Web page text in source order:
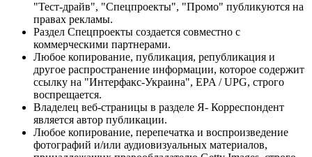
"Тест-драйв", "Спецпроекты", "Промо" публикуются на
правах рекламы.
Раздел Спецпроекты создается совместно с
коммерческими партнерами.
Любое копирование, публикация, републикация и
другое распространение информации, которое содержит
ссылку на "Интерфакс-Украина", EPA / UPG, строго
воспрещается.
Владелец веб-страницы в разделе Я- Корреспондент
является автор публикации.
Любое копирование, перепечатка и воспроизведение
фотографий и/или аудиовизуальных материалов,